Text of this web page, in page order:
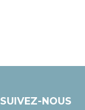
SUIVEZ-NOUS